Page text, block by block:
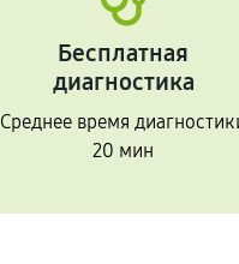
Бесплатная
диагностика
Среднее время
20 мин